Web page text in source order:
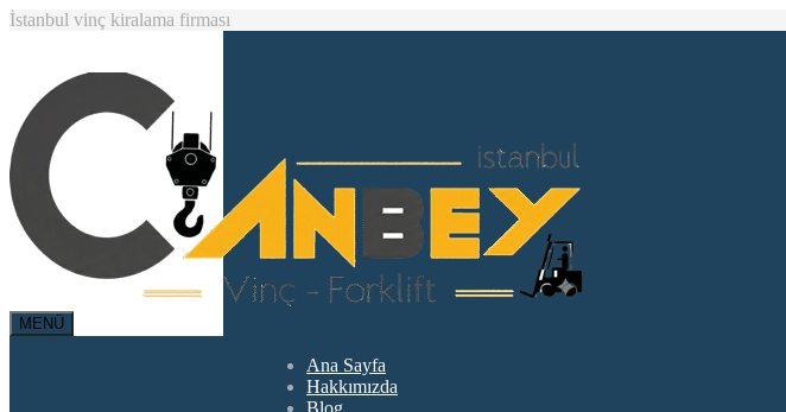
İstanbul vinç kiralama firması
MENÜ
Ana Sayfa
Hakkımızda
Blog